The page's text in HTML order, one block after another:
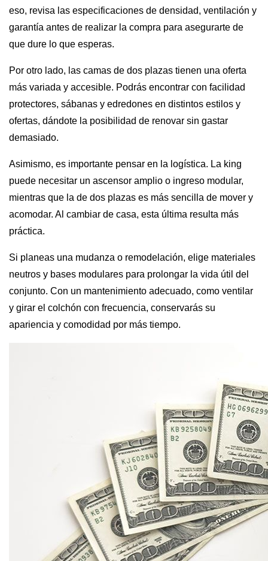
eso, revisa las especificaciones de densidad, ventilación y
garantía antes de realizar la compra para asegurarte de
que dure lo que esperas.
Por otro lado, las camas de dos plazas tienen una oferta
más variada y accesible. Podrás encontrar con facilidad
protectores, sábanas y edredones en distintos estilos y
ofertas, dándote la posibilidad de renovar sin gastar
demasiado.
Asimismo, es importante pensar en la logística. La king
puede necesitar un ascensor amplio o ingreso modular,
mientras que la de dos plazas es más sencilla de mover y
acomodar. Al cambiar de casa, esta última resulta más
práctica.
Si planeas una mudanza o remodelación, elige materiales
neutros y bases modulares para prolongar la vida útil del
conjunto. Con un mantenimiento adecuado, como ventilar
y girar el colchón con frecuencia, conservarás su
apariencia y comodidad por más tiempo.